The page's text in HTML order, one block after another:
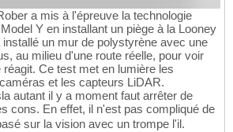
a mis à l'épreuve la technologie
Y en installant un piège à la Looney
un mur de polystyrène avec une
au milieu d'une route réelle, pour voir
Ce test met en lumière les
et les capteurs LiDAR.
autant il y a moment faut arrêter de
cons. En effet, il n'est pas compliqué de
sur la vision avec un trompe l'il.